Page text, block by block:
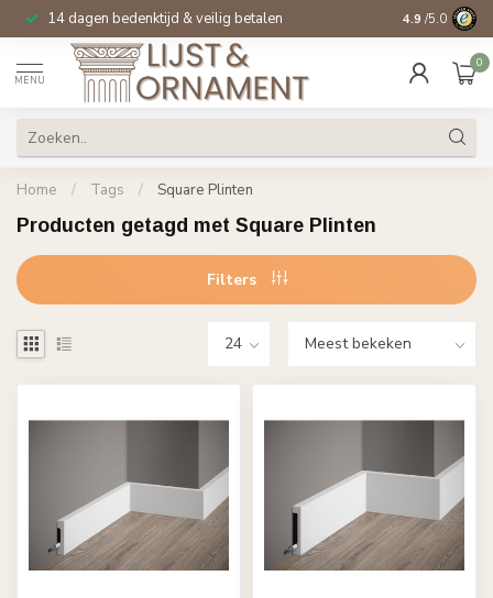
14 dagen bedenktijd & veilig betalen Specialist in
4.9 /5.0
MENU
0
Home / Tags / Square Plinten
Producten getagd met Square Plinten
Filters